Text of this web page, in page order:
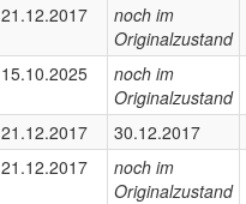
21.12.2017
noch im
Originalzustand
15.10.2025
noch im
Originalzustand
21.12.2017
30.12.2017
21.12.2017
noch im
Originalzustand